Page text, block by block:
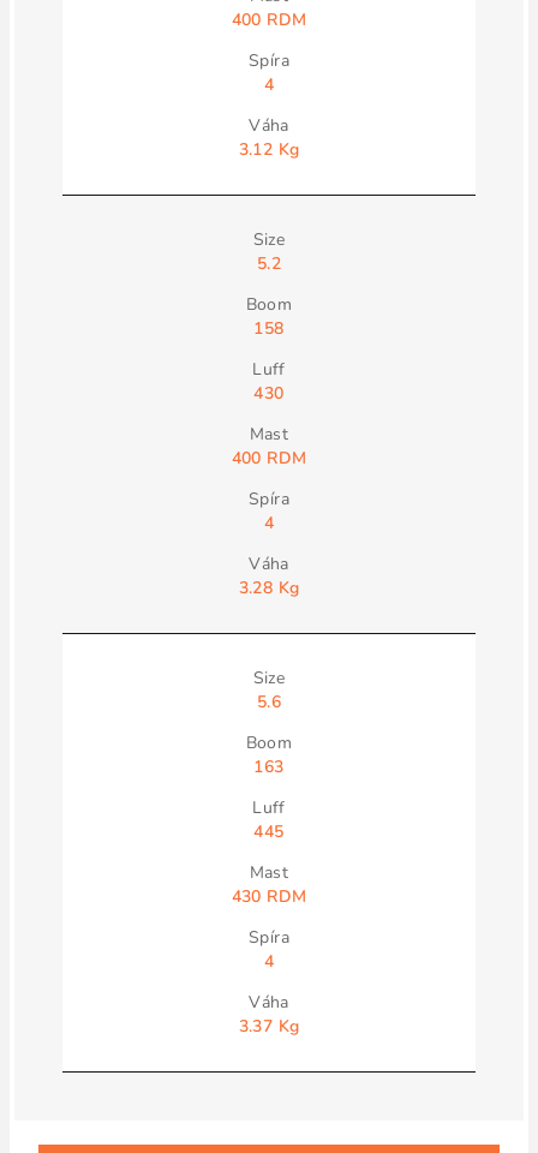
400 RDM
4
3.12 Kg
5.2
158
430
400 RDM
4
3.28 Kg
5.6
163
445
430 RDM
4
3.37 Kg